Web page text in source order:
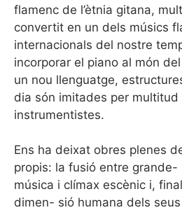
flamenc de l’ètnia gitana,
convertit en un dels músics
internacionals del nostre
incorporar el piano al món
un nou llenguatge,
dia són imitades per multitud
instrumentistes.
Ens ha deixat obres plenes
propis: la fusió entre grande-
música i clímax escènic i,
dimen- sió humana dels